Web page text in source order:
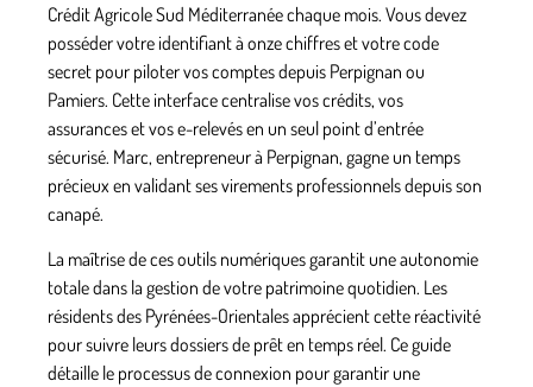
Crédit Agricole Sud Méditerranée chaque mois. Vous devez
posséder votre identifiant à onze chiffres et votre code
secret pour piloter vos comptes depuis Perpignan ou
Pamiers. Cette interface centralise vos crédits, vos
assurances et vos e-relevés en un seul point d’entrée
sécurisé. Marc, entrepreneur à Perpignan, gagne un temps
précieux en validant ses virements professionnels depuis son
canapé.
La maîtrise de ces outils numériques garantit une autonomie
totale dans la gestion de votre patrimoine quotidien. Les
résidents des Pyrénées-Orientales apprécient cette réactivité
pour suivre leurs dossiers de prêt en temps réel. Ce guide
détaille le processus de connexion pour garantir une